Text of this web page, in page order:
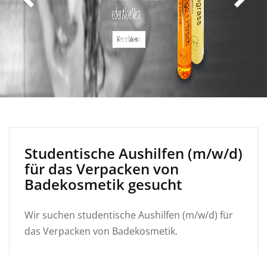
Studentische Aushilfen (m/w/d)
für das Verpacken von
Badekosmetik gesucht
Wir suchen studentische Aushilfen (m/w/d) für
das Verpacken von Badekosmetik.